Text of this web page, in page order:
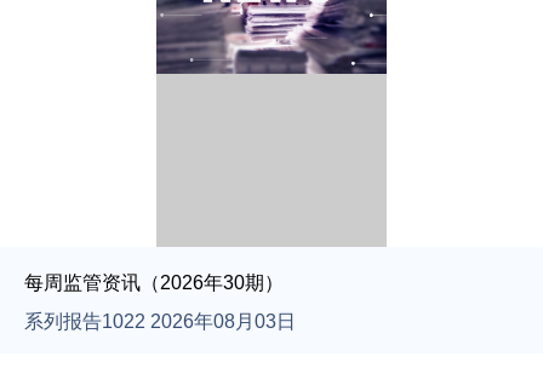
每周监管资讯（2026年30期）
系列报告1022 2026年08月03日